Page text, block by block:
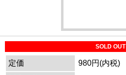
SOLD OUT
定価
980円(内税)